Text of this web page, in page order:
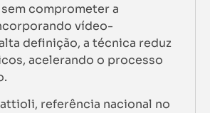
comprometer a
vídeo-
definição, a técnica reduz
acelerando o processo
referência nacional no